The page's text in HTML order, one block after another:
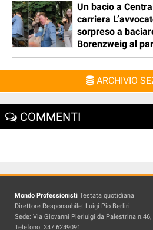
Un bacio a
carriera
sorpreso a
Borenzweig al
ARCHIVIO
COMMENTI
Mondo Professionisti Testata quotidiana
Direttore Responsabile: Luigi Pio Berliri
Sede: Via Giovanni Pierluigi da Palestrina n.46,
Telefono: 347 6249091